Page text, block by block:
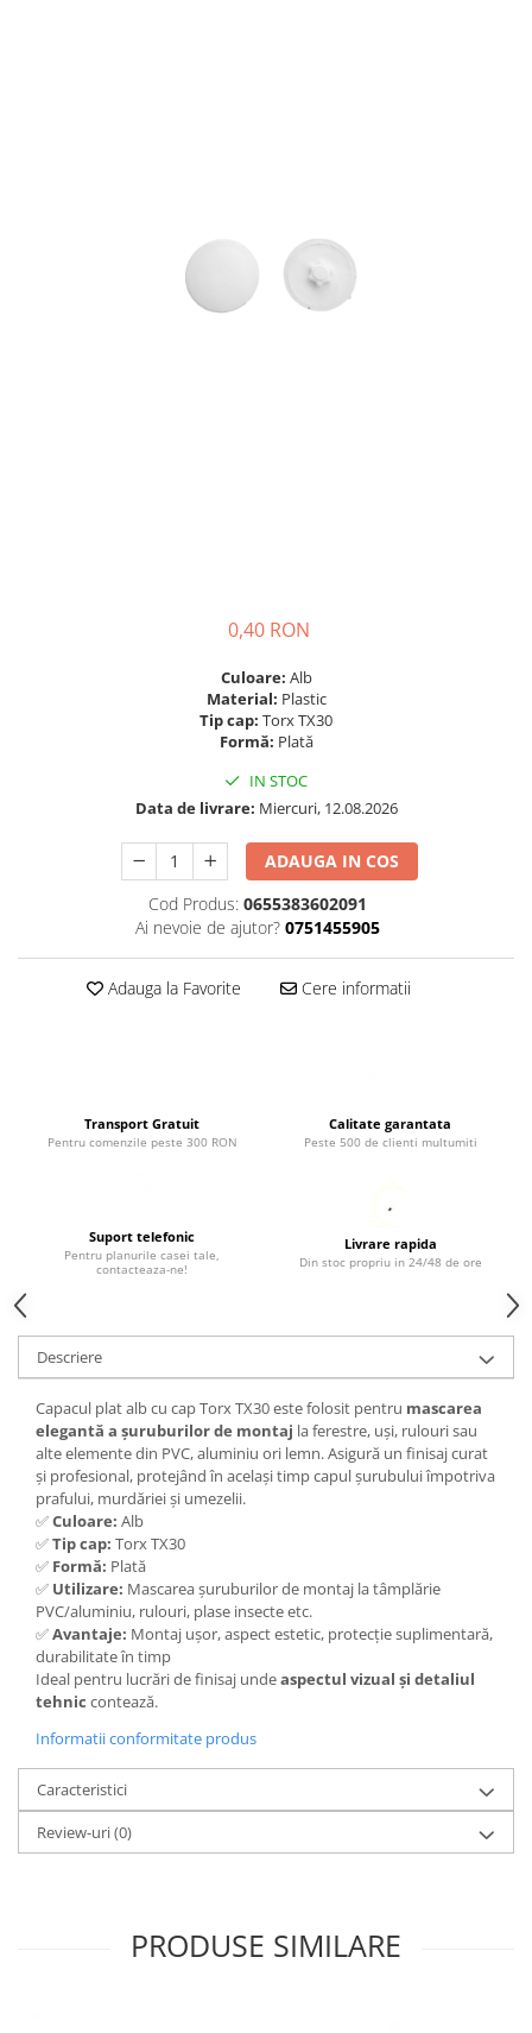
0,40 RON
Culoare: Alb
Material: Plastic
Tip cap: Torx TX30
Formă: Plată
IN STOC
Data de livrare: Miercuri, 12.08.2026
ADAUGA IN COS
Cod Produs: 0655383602091
Ai nevoie de ajutor? 0751455905
Adauga la Favorite Cere informatii
Transport Gratuit
Pentru comenzile peste 300 RON
Calitate garantata
Peste 500 de clienti multumiti
Suport telefonic
Pentru planurile casei tale,
contacteaza-ne!
Livrare rapida
Din stoc propriu in 24/48 de ore
Descriere
Capacul plat alb cu cap Torx TX30 este folosit pentru mascarea
elegantă a șuruburilor de montaj la ferestre, uși, rulouri sau
alte elemente din PVC, aluminiu ori lemn. Asigură un finisaj curat
și profesional, protejând în același timp capul șurubului împotriva
prafului, murdăriei și umezelii.
✅Culoare: Alb
✅Tip cap: Torx TX30
✅ Formă: Plată
✅ Utilizare: Mascarea șuruburilor de montaj la tâmplărie
PVC/aluminiu, rulouri, plase insecte etc.
✅Avantaje: Montaj ușor, aspect estetic, protecție suplimentară,
durabilitate în timp
Ideal pentru lucrări de finisaj undeaspectul vizual și detaliul
tehnic contează.
Informatii conformitate produs
Caracteristici
Review-uri(0)
PRODUSE SIMILARE